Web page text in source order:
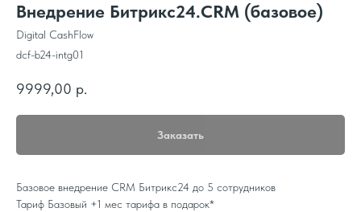
Внедрение Битрикс24.CRM (базовое)
Digital CashFlow
dcf-b24-intg01
9999,00 р.
Заказать
Базовое внедрение CRM Битрикс24 до 5 сотрудников
Тариф Базовый +1 мес тарифа в подарок*